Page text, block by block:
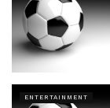
ENTERTAINMENT